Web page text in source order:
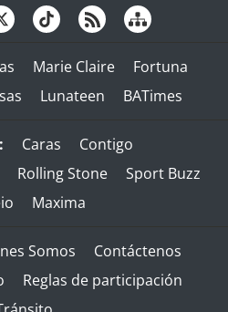
Marie Claire
Fortuna
Lunateen BATimes
Caras
Contigo
Rolling Stone
Sport Buzz
Maxima
Somos
Contáctenos
Reglas de participación